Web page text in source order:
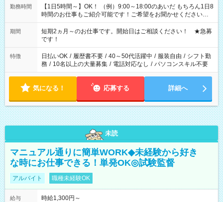
勤務時間
【1日5時間～】OK！ （例）9:00～18:00のあいだ もちろん1日8
時間のお仕事もご紹介可能です！ご希望をお聞かせください！
その他の時間帯もあなたのライフスタイルに合わせて お選びい
ただけます！ 【シフト固定もOK】★家庭の都合でお休みが必要
な場合も遠慮なくご相談ください。 ※週最低15時間以上の勤務
が必要です
期間
短期2ヵ月～のお仕事です。開始日はご相談ください！ ★急募
です！
特徴 日払いOK / 履歴書不要 / 40～50代活躍中 / 服装自由 / シフト勤
務 / 10名以上の大量募集 / 電話対応なし / パソコンスキル不要
気になる！ 応募する 詳細へ
未読
マニュアル通りに簡単WORK◆未経験から好き
な時にお仕事できる！単発OK◎試験監督
アルバイト 職種未経験OK
給与
時給1,300円～